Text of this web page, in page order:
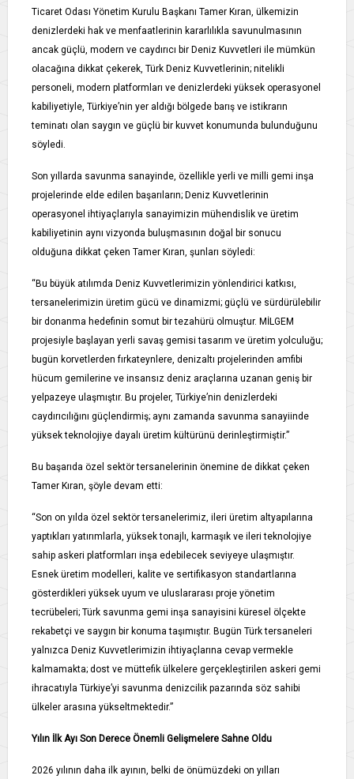
Ticaret Odası Yönetim Kurulu Başkanı Tamer Kıran, ülkemizin
denizlerdeki hak ve menfaatlerinin kararlılıkla savunulmasının
ancak güçlü, modern ve caydırıcı bir Deniz Kuvvetleri ile mümkün
olacağına dikkat çekerek, Türk Deniz Kuvvetlerinin; nitelikli
personeli, modern platformları ve denizlerdeki yüksek operasyonel
kabiliyetiyle, Türkiye’nin yer aldığı bölgede barış ve istikrarın
teminatı olan saygın ve güçlü bir kuvvet konumunda bulunduğunu
söyledi.
Son yıllarda savunma sanayinde, özellikle yerli ve milli gemi inşa
projelerinde elde edilen başarıların; Deniz Kuvvetlerinin
operasyonel ihtiyaçlarıyla sanayimizin mühendislik ve üretim
kabiliyetinin aynı vizyonda buluşmasının doğal bir sonucu
olduğuna dikkat çeken Tamer Kıran, şunları söyledi:
“Bu büyük atılımda Deniz Kuvvetlerimizin yönlendirici katkısı,
tersanelerimizin üretim gücü ve dinamizmi; güçlü ve sürdürülebilir
bir donanma hedefinin somut bir tezahürü olmuştur. MİLGEM
projesiyle başlayan yerli savaş gemisi tasarım ve üretim yolculuğu;
bugün korvetlerden fırkateynlere, denizaltı projelerinden amfibi
hücum gemilerine ve insansız deniz araçlarına uzanan geniş bir
yelpazeye ulaşmıştır. Bu projeler, Türkiye’nin denizlerdeki
caydırıcılığını güçlendirmiş; aynı zamanda savunma sanayiinde
yüksek teknolojiye dayalı üretim kültürünü derinleştirmiştir.”
Bu başarıda özel sektör tersanelerinin önemine de dikkat çeken
Tamer Kıran, şöyle devam etti:
“Son on yılda özel sektör tersanelerimiz, ileri üretim altyapılarına
yaptıkları yatırımlarla, yüksek tonajlı, karmaşık ve ileri teknolojiye
sahip askeri platformları inşa edebilecek seviyeye ulaşmıştır.
Esnek üretim modelleri, kalite ve sertifikasyon standartlarına
gösterdikleri yüksek uyum ve uluslararası proje yönetim
tecrübeleri; Türk savunma gemi inşa sanayisini küresel ölçekte
rekabetçi ve saygın bir konuma taşımıştır. Bugün Türk tersaneleri
yalnızca Deniz Kuvvetlerimizin ihtiyaçlarına cevap vermekle
kalmamakta; dost ve müttefik ülkelere gerçekleştirilen askeri gemi
ihracatıyla Türkiye’yi savunma denizcilik pazarında söz sahibi
ülkeler arasına yükseltmektedir.”
Yılın İlk Ayı Son Derece Önemli Gelişmelere Sahne Oldu
2026 yılının daha ilk ayının, belki de önümüzdeki on yılları